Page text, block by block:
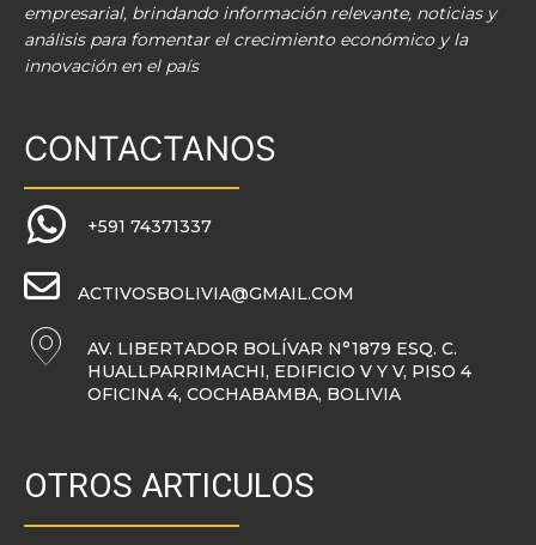
empresarial, brindando información relevante, noticias y
análisis para fomentar el crecimiento económico y la
innovación en el país
CONTACTANOS
+591 74371337
ACTIVOSBOLIVIA@GMAIL.COM
AV. LIBERTADOR BOLÍVAR N°1879 ESQ. C.
HUALLPARRIMACHI, EDIFICIO V Y V, PISO 4
OFICINA 4, COCHABAMBA, BOLIVIA
OTROS ARTICULOS